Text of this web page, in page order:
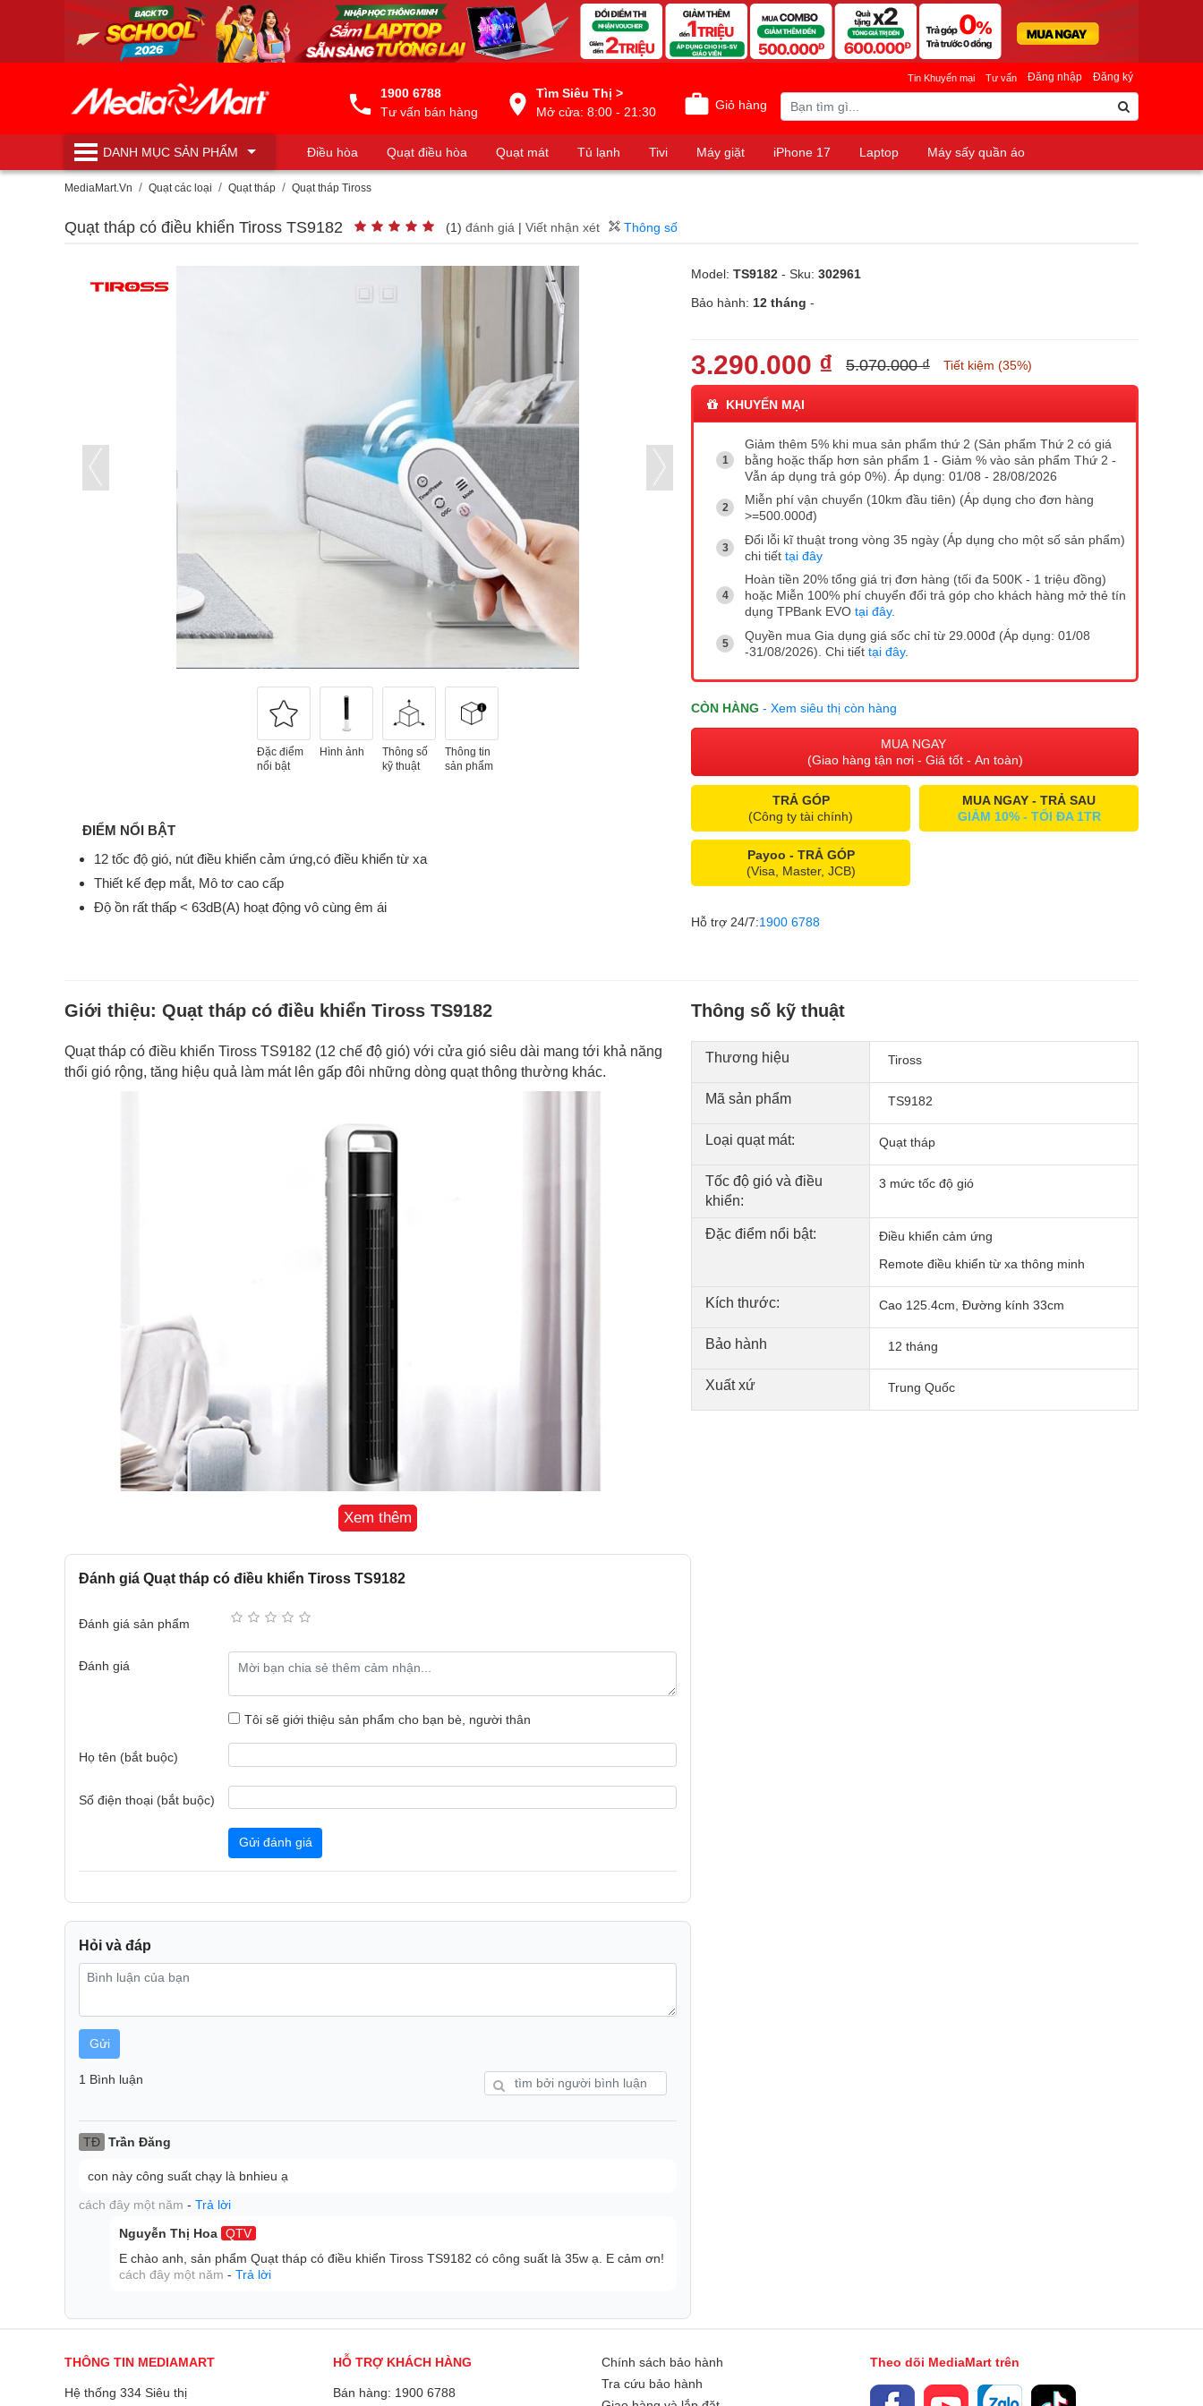
1900 6788
Tư vấn bán hàng
Tìm Siêu Thị >
Mở cửa: 8:00 - 21:30
Giỏ hàng
Đăng nhập Đăng ký
Tin Khuyến mại Tư vấn
DANH MỤCSẢN PHẨM Điều hòa Quạt điều hòa Quạt mát Tủ lạnh Tivi Máy giặt iPhone 17 Laptop
Máy sấy quần áo
Máy lọc nước
MediaMart.Vn Quạt các loại Quạt tháp Quạt tháp Tiross
Quạt tháp có điều khiển Tiross TS9182 (1) đánh giá | Viết nhận xét Thông số
Đặc điểm
nổi bật
Hình ảnh
Thông số
kỹ thuật
Thông tin
sản phẩm
ĐIỂM NỔI BẬT
12 tốc độ gió, nút điều khiển cảm ứng,có điều khiển từ xa
Thiết kế đẹp mắt, Mô tơ cao cấp
Độ ồn rất thấp < 63dB(A) hoạt động vô cùng êm ái
Model: TS9182 - Sku: 302961
Bảo hành: 12 tháng -
3.290.000 ₫ 5.070.000 ₫ Tiết kiệm (35%)
KHUYẾN MẠI
Giảm thêm 5% khi mua sản phẩm thứ 2 (Sản phẩm Thứ 2 có giá
bằng hoặc thấp hơn sản phẩm 1 - Giảm % vào sản phẩm Thứ 2 -
Vẫn áp dụng trả góp 0%). Áp dụng: 01/08 - 28/08/2026
Miễn phí vận chuyển (10km đầu tiên) (Áp dụng cho đơn hàng
>=500.000đ)
Đổi lỗi kĩ thuật trong vòng 35 ngày (Áp dụng cho một số sản phẩm)
chi tiết tại đây
Hoàn tiền 20% tổng giá trị đơn hàng (tối đa 500K - 1 triệu đồng)
hoặc Miễn 100% phí chuyển đổi trả góp cho khách hàng mở thẻ tín
dụng TPBank EVO tại đây.
Quyền mua Gia dụng giá sốc chỉ từ 29.000đ (Áp dụng: 01/08
-31/08/2026). Chi tiết tại đây.
CÒN HÀNG - Xem siêu thị còn hàng
MUA NGAY
(Giao hàng tận nơi - Giá tốt - An toàn)
TRẢ GÓP
(Công ty tài chính)
MUA NGAY - TRẢ SAU
GIẢM 10% - TỐI ĐA 1TR
Payoo - TRẢ GÓP
(Visa, Master, JCB)
Hỗ trợ 24/7:1900 6788
Giới thiệu: Quạt tháp có điều khiển Tiross TS9182
Quạt tháp có điều khiển Tiross TS9182 (12 chế độ gió) với cửa gió siêu dài mang tới khả năng
thổi gió rộng, tăng hiệu quả làm mát lên gấp đôi những dòng quạt thông thường khác.
Quạt tháp có điều khiển Tiross TS9182 (12 chế độ gió)
Về thiết kế
chẳng may chạm vào. Thiết kế nhỏ gọn, ấn tượng, màu trắng sang trọng của quạt giúp bạn đặt
Chiếc quạt này có tay cầm dễ di chuyển cùng cửa gió tự động đóng mở, điều này chống được
tối đa bụi bẩn khi bạn không sử dụng đến, cánh quạt sẽ tự động đóng lại rất mỹ quan. Phần cửa
Đặc biệt, quạt tháp có mặt điều khiển cảm ứng cùng màn hình sắc nét sẽ giúp bạn sử dụng
mượt mà, dễ dàng và nhanh nhạy hơn. Điều khiển từ xa có thể nhận diện tới 6m tiện lợi điều
chỉnh dù ở khoảng cách xa.
Xem thêm
Đánh giá Quạt tháp có điều khiển Tiross TS9182
Đánh giá sản phẩm
Đánh giá
Tôi sẽ giới thiệu sản phẩm cho bạn bè, người thân
Họ tên (bắt buộc)
Số điện thoại (bắt buộc)
Gửi đánh giá
Hỏi và đáp
Gửi
1 Bình luận
TĐ Trần Đăng
con này công suất chạy là bnhieu ạ
cách đây một năm - Trả lời
Nguyễn Thị Hoa QTV
E chào anh, sản phẩm Quạt tháp có điều khiển Tiross TS9182 có công suất là 35w ạ. E cảm ơn!
cách đây một năm - Trả lời
Thông số kỹ thuật
Thương hiệu Tiross
Mã sản phẩm TS9182
Loại quạt mát: Quạt tháp
Tốc độ gió và điều
khiển:
3 mức tốc độ gió
Đặc điểm nổi bật:
Điều khiển cảm ứng
Remote điều khiển từ xa thông minh
Kích thước: Cao 125.4cm, Đường kính 33cm
Bảo hành 12 tháng
Xuất xứ Trung Quốc
THÔNG TIN MEDIAMART
Hệ thống 334 Siêu thị
HỖ TRỢ KHÁCH HÀNG
Bán hàng: 1900 6788
Chính sách bảo hành
Tra cứu bảo hành
Theo dõi MediaMart trên